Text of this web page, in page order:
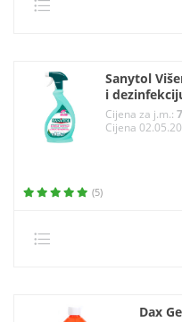
Sanytol
i
Cijena za j.m.:
Cijena
(5)
Dax